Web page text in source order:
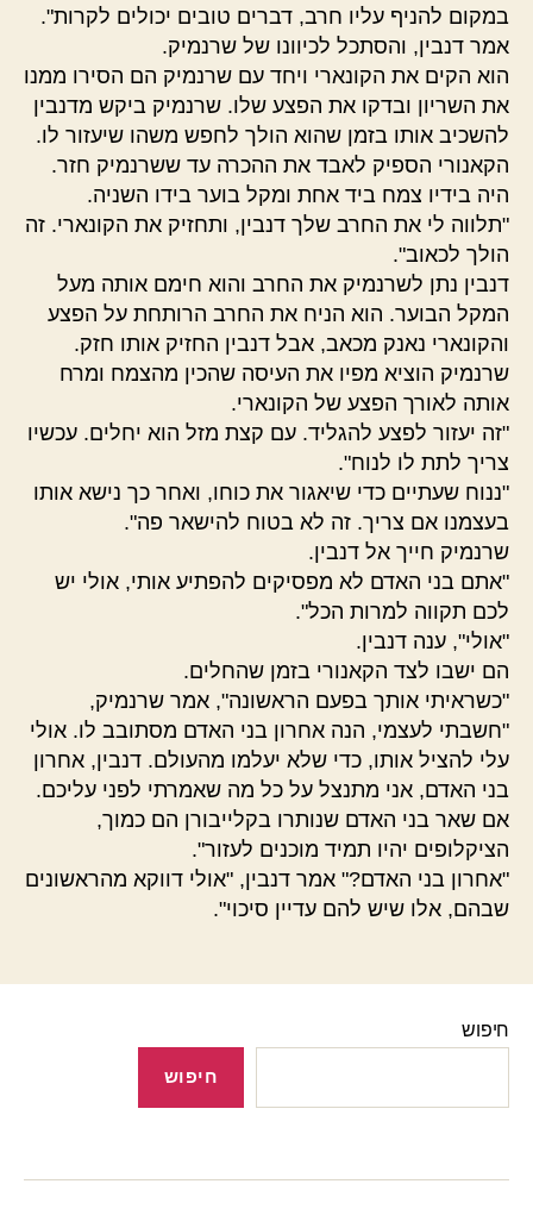
במקום להניף עליו חרב, דברים טובים יכולים לקרות".
אמר דנבין, והסתכל לכיוונו של שרנמיק.
הוא הקים את הקונארי ויחד עם שרנמיק הם הסירו ממנו
את השריון ובדקו את הפצע שלו. שרנמיק ביקש מדנבין
להשכיב אותו בזמן שהוא הולך לחפש משהו שיעזור לו.
הקאנורי הספיק לאבד את ההכרה עד ששרנמיק חזר.
היה בידיו צמח ביד אחת ומקל בוער בידו השניה.
"תלווה לי את החרב שלך דנבין, ותחזיק את הקונארי. זה
הולך לכאוב".
דנבין נתן לשרנמיק את החרב והוא חימם אותה מעל
המקל הבוער. הוא הניח את החרב הרותחת על הפצע
והקונארי נאנק מכאב, אבל דנבין החזיק אותו חזק.
שרנמיק הוציא מפיו את העיסה שהכין מהצמח ומרח
אותה לאורך הפצע של הקונארי.
"זה יעזור לפצע להגליד. עם קצת מזל הוא יחלים. עכשיו
צריך לתת לו לנוח".
"ננוח שעתיים כדי שיאגור את כוחו, ואחר כך נישא אותו
בעצמנו אם צריך. זה לא בטוח להישאר פה".
שרנמיק חייך אל דנבין.
"אתם בני האדם לא מפסיקים להפתיע אותי, אולי יש
לכם תקווה למרות הכל".
"אולי", ענה דנבין.
הם ישבו לצד הקאנורי בזמן שהחלים.
"כשראיתי אותך בפעם הראשונה", אמר שרנמיק,
"חשבתי לעצמי, הנה אחרון בני האדם מסתובב לו. אולי
עלי להציל אותו, כדי שלא יעלמו מהעולם. דנבין, אחרון
בני האדם, אני מתנצל על כל מה שאמרתי לפני עליכם.
אם שאר בני האדם שנותרו בקלייבורן הם כמוך,
הציקלופים יהיו תמיד מוכנים לעזור".
"אחרון בני האדם?" אמר דנבין, "אולי דווקא מהראשונים
שבהם, אלו שיש להם עדיין סיכוי".
חיפוש
חיפוש